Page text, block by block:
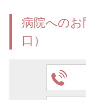
病院へのお
口）